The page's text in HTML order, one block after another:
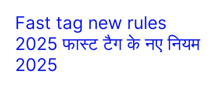
Fast tag new rules
2025 फास्ट टैग के नए नियम
2025